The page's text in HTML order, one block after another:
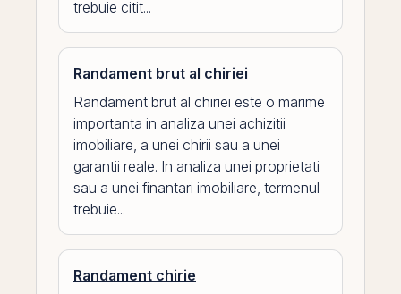
trebuie citit...
Randament brut al chiriei
Randament brut al chiriei este o marime
importanta in analiza unei achizitii
imobiliare, a unei chirii sau a unei
garantii reale. In analiza unei proprietati
sau a unei finantari imobiliare, termenul
trebuie...
Randament chirie